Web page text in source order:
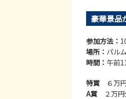
豪華景品
参加方法：
場所： パル
時間： 午前
特賞 ６万
A賞 ２万円